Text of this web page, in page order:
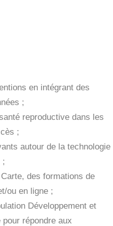
en intégrant des
;
reproductive dans les
;
autour de la technologie
;
des formations de
ou en ligne ;
Développement et
répondre aux